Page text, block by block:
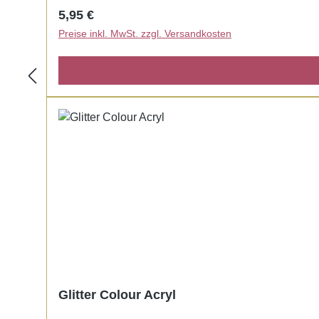
Regulärer Preis:
5,95 €
Preise inkl. MwSt. zzgl. Versandkosten
Glitter Colour Acryl